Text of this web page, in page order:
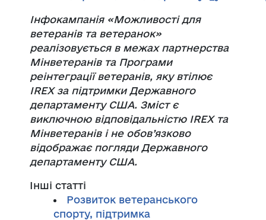
Інфокампанія «Можливості для
ветеранів та ветеранок»
реалізовується в межах партнерства
Мінветеранів та Програми
реінтеграції ветеранів, яку втілює
IREX за підтримки Державного
департаменту США. Зміст є
виключною відповідальністю IREX та
Мінветеранів і не обов’язково
відображає погляди Державного
департаменту США.
Інші статті
Розвиток ветеранського
спорту, підтримка